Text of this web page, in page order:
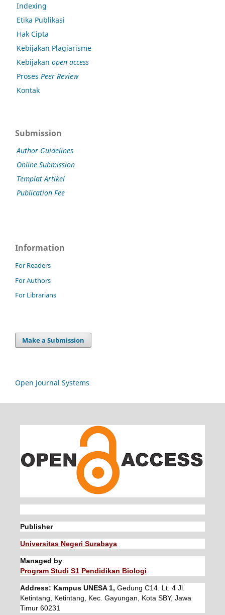
Indexing
Etika Publikasi
Hak Cipta
Kebijakan Plagiarisme
Kebijakan open access
Proses Peer Review
Kontak
Submission
Author Guidelines
Online Submission
Templat Artikel
Publication Fee
Information
For Readers
For Authors
For Librarians
Make a Submission
Open Journal Systems
Publisher
Universitas Negeri Surabaya
Managed by
Program Studi S1 Pendidikan Biologi
Address: Kampus UNESA 1, Gedung C14. Lt. 4 Jl.
Ketintang, Ketintang, Kec. Gayungan, Kota SBY, Jawa
Timur 60231